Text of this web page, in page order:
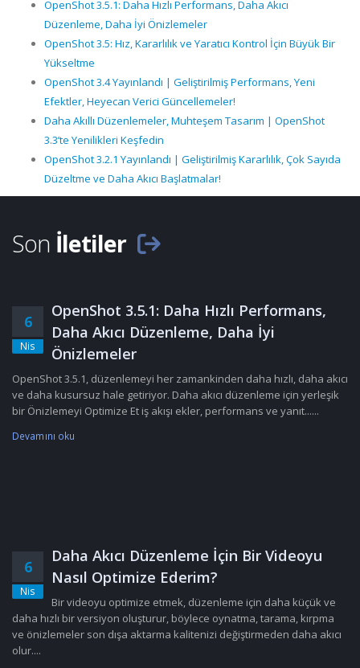
OpenShot 3.5.1: Daha Hızlı Performans, Daha Akıcı
Düzenleme, Daha İyi Önizlemeler
OpenShot 3.5: Hız, Kararlılık ve Yaratıcı Kontrol İçin Büyük Bir
Yükseltme
OpenShot 3.4 Yayınlandı | Geliştirilmiş Performans, Yeni
Efektler, Heyecan Verici Güncellemeler!
Daha Akıllı Düzenlemeler, Muhteşem Tasarım | OpenShot
3.3’te Yenilikleri Keşfedin
OpenShot 3.2.1 Yayınlandı | Geliştirilmiş Kararlılık, Çok Sayıda
Düzeltme ve Daha Akıcı Başlatmalar!
Son İletiler
6
Nis
OpenShot 3.5.1: Daha Hızlı Performans,
Daha Akıcı Düzenleme, Daha İyi
Önizlemeler
OpenShot 3.5.1, düzenlemeyi her zamankinden daha hızlı, daha akıcı
ve daha kusursuz hale getiriyor. Daha akıcı düzenleme için yerleşik
bir Önizlemeyi Optimize Et iş akışı ekler, performans ve yanıt......
Devamını oku
6
Nis
Daha Akıcı Düzenleme İçin Bir Videoyu
Nasıl Optimize Ederim?
Bir videoyu optimize etmek, düzenleme için daha küçük ve
daha hızlı bir versiyon oluşturur, böylece oynatma, tarama, kırpma
ve önizlemeler son dışa aktarma kalitenizi değiştirmeden daha akıcı
olur....